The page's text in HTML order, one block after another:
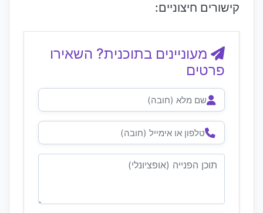
קישורים חיצוניים:
מעוניינים בתוכנית? השאירו
פרטים